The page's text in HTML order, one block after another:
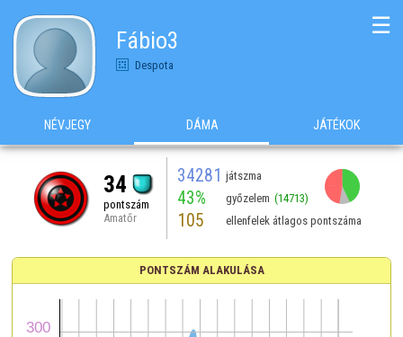
Fábio3
Despota
☰
NÉVJEGY DÁMA JÁTÉKOK
34
pontszám
Amatőr
34281 játszma
43% győzelem (14713)
105 ellenfelek átlagos pontszáma
PONTSZÁM ALAKULÁSA